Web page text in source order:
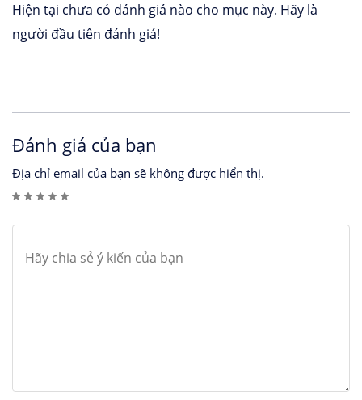
Hiện tại chưa có đánh giá nào cho mục này. Hãy là
người đầu tiên đánh giá!
Đánh giá của bạn
Địa chỉ email của bạn sẽ không được hiển thị.